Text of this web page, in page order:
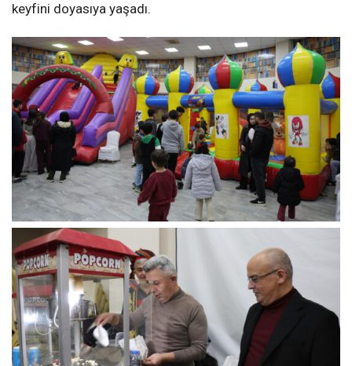
keyfini doyasıya yaşadı.